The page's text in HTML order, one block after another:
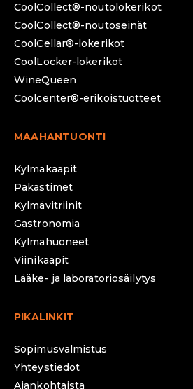
CoolCollect®-noutolokerikot
CoolCollect®-noutoseinät
CoolCellar®-lokerikot
CoolLocker-lokerikot
WineQueen
Coolcenter®-erikoistuotteet
MAAHANTUONTI
Kylmäkaapit
Pakastimet
Kylmävitriinit
Gastronomia
Kylmähuoneet
Viinikaapit
Lääke- ja laboratoriosäilytys
PIKALINKIT
Sopimusvalmistus
Yhteystiedot
Ajankohtaista